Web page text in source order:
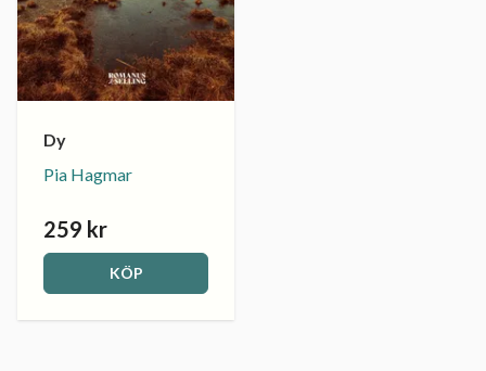
Dy
Pia Hagmar
259 kr
KÖP